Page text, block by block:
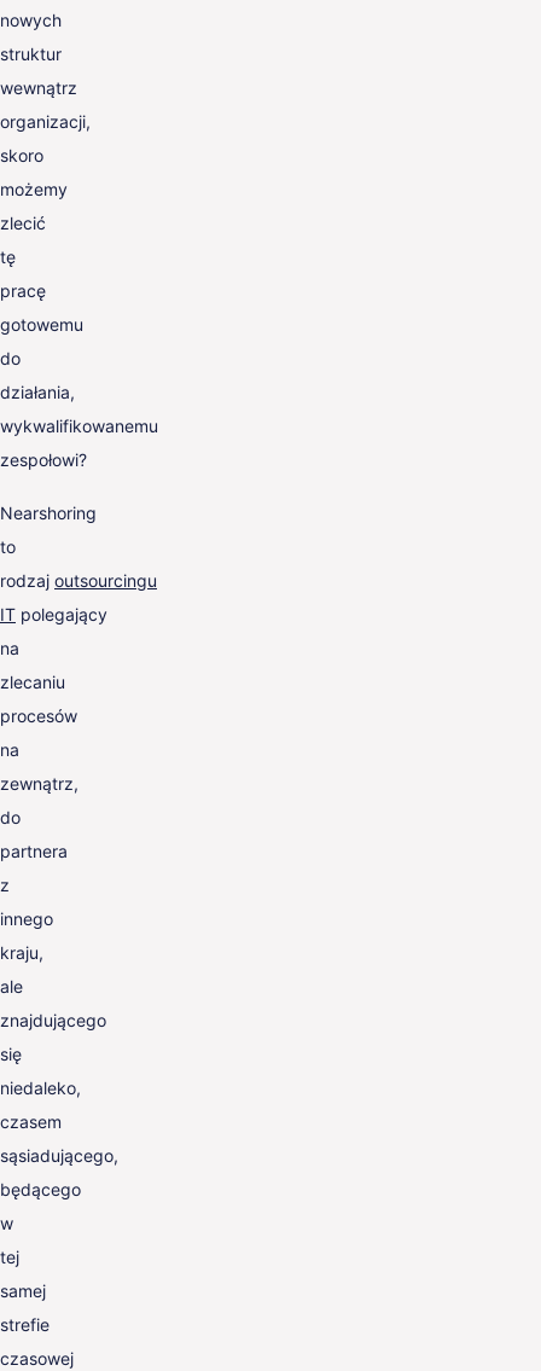
nowych
struktur
wewnątrz
organizacji,
skoro
możemy
zlecić
tę
pracę
gotowemu
do
działania,
wykwalifikowanemu
zespołowi?
Nearshoring
to
rodzaj outsourcingu
IT polegający
na
zlecaniu
procesów
na
zewnątrz,
do
partnera
z
innego
kraju,
ale
znajdującego
się
niedaleko,
czasem
sąsiadującego,
będącego
w
tej
samej
strefie
czasowej